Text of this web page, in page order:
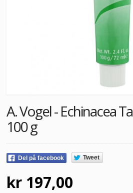
A. Vogel - Echinacea
100 g
Del på facebook Tweet
kr 197,00